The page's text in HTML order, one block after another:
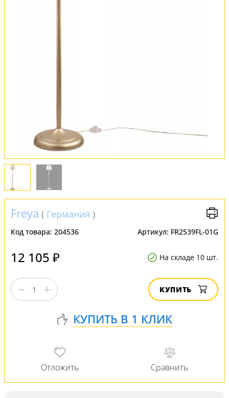
Freya ( Германия )
Код товара: 204536 Артикул: FR2539FL-01G
12 105 ₽ На складе 10 шт.
КУПИТЬ